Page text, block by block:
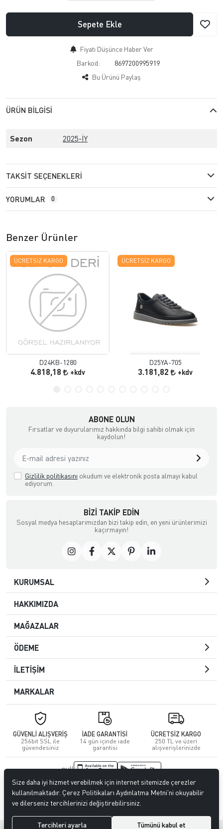
Sepete Ekle
Fiyatı Düşünce Haber Ver
Barkod:
8697200995919
Bu Ürünü Paylaş
ÜRÜN BILGISI
Sezon 2025-İY
TAKSIT SEÇENEKLERI
YORUMLAR 0
Benzer Ürünler
ÜCRETSIZ KARGO
D24KB-1280
4.818,18 +kdv
ÜCRETSIZ KARGO
D25YA-705
3.181,82 +kdv
ABONE OLUN
Fırsatlar ve duyurularımız hakkında bilgi sahibi olmak için
kaydolun!
Gizlilik politikasını okudum ve elektronik posta almayı kabul
ediyorum.
BIZI TAKIP EDIN
Sosyal medya hesaplarımızdan bizi takip edin, en yeni ürünlerimizi
kaçırmayın!
KURUMSAL
HAKKIMIZDA
MAĞAZALAR
ÖDEME
İLETİŞİM
MARKALAR
GÜVENLİ ALIŞVERİŞ
256bit SSL ile
güvendesiniz
İADE GARANTİSİ
14 gün içinde iade
garantisi
ÜCRETSİZ KARGO
250 TL ve üzeri
alışverişlerinizde
null
© 2023CENGİZ DERİ. Tüm hakları saklıdır.
Hipotenüs ®Yeni Nesil E-Ticaret Sistemleri ile Hazırlanmıştır.
Size daha iyi hizmet verebilmek için internet sitemizde çerezler
kullanılmaktadır. Çerez Politikaları Aydınlatma Metni’ni okuyabilir
ve dilerseniz tercihlerinizi değiştirebilirsiniz.
Tercihleri ayarla Tümünü kabul et